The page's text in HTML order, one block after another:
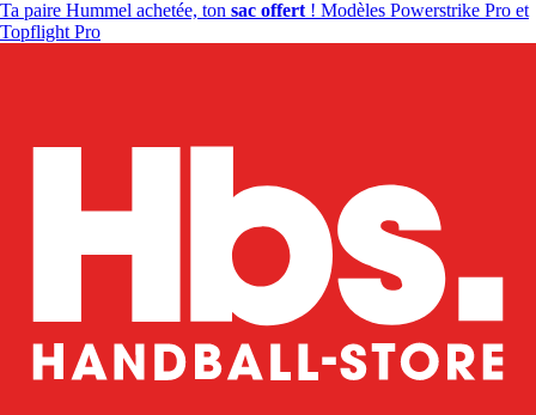
Ta paire Hummel achetée, ton sac offert ! Modèles Powerstrike Pro et
Topflight Pro